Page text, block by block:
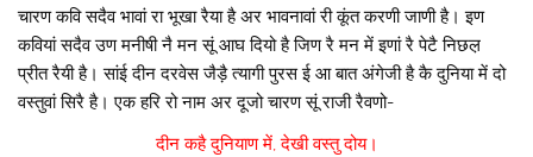
चारण कवि सदैव भावां रा भूखा रैया है अर भावनावां री कूंत करणी जाणी है। इण
कवियां सदैव उण मनीषी नै मन सूं आघ दियो है जिण रै मन में इणां रै पेटै निछल़
प्रीत रैयी है। सांई दीन दरवेस जैड़ै त्यागी पुरस ई आ बात अंगेजी है कै दुनिया में दो
वस्तुवां सिरै है। एक हरि रो नाम अर दूजो चारण सूं राजी रैवणो-
दीन कहै दुनियाण में, देखी वस्तु दोय।